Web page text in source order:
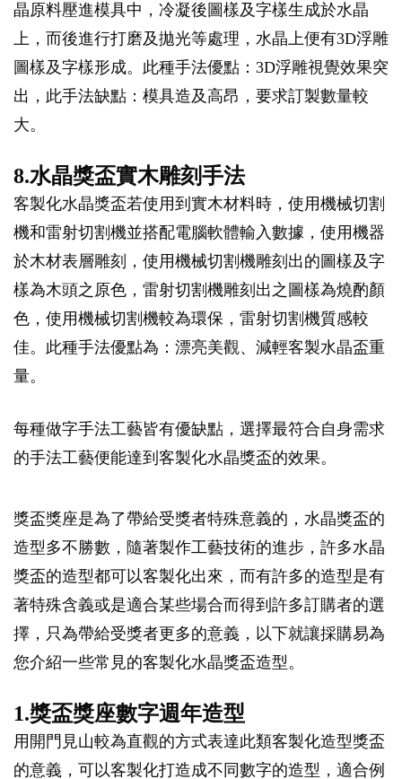
晶原料壓進模具中，冷凝後圖樣及字樣生成於水晶
上，而後進行打磨及拋光等處理，水晶上便有3D浮雕
圖樣及字樣形成。此種手法優點：3D浮雕視覺效果突
出，此手法缺點：模具造及高昂，要求訂製數量較
大。
8.水晶獎盃實木雕刻手法
客製化水晶獎盃若使用到實木材料時，使用機械切割
機和雷射切割機並搭配電腦軟體輸入數據，使用機器
於木材表層雕刻，使用機械切割機雕刻出的圖樣及字
樣為木頭之原色，雷射切割機雕刻出之圖樣為燒酌顏
色，使用機械切割機較為環保，雷射切割機質感較
佳。此種手法優點為：漂亮美觀、減輕客製水晶盃重
量。
每種做字手法工藝皆有優缺點，選擇最符合自身需求
的手法工藝便能達到客製化水晶獎盃的效果。
獎盃獎座是為了帶給受獎者特殊意義的，水晶獎盃的
造型多不勝數，隨著製作工藝技術的進步，許多水晶
獎盃的造型都可以客製化出來，而有許多的造型是有
著特殊含義或是適合某些場合而得到許多訂購者的選
擇，只為帶給受獎者更多的意義，以下就讓採購易為
您介紹一些常見的客製化水晶獎盃造型。
1.獎盃獎座數字週年造型
用開門見山較為直觀的方式表達此類客製化造型獎盃
的意義，可以客製化打造成不同數字的造型，適合例